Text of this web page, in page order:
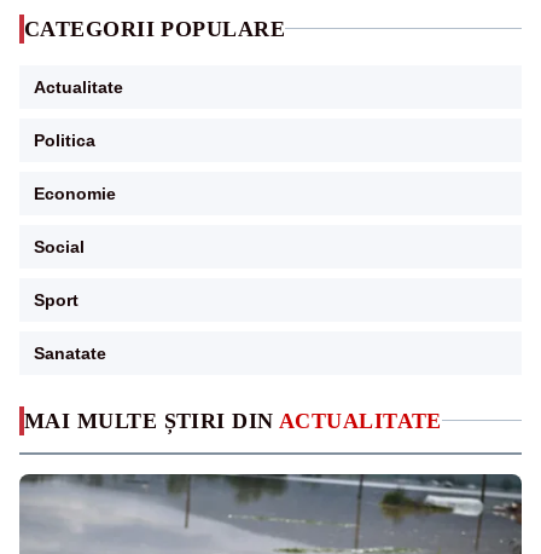
MAI MULTE ȘTIRI DIN ACTUALITATE
CATEGORII POPULARE
Actualitate
Politica
Economie
Social
Sport
Sanatate